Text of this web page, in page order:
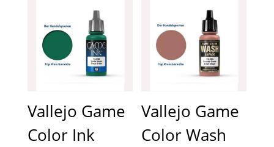
Vallejo Game
Color Ink
Vallejo Game
Color Wash